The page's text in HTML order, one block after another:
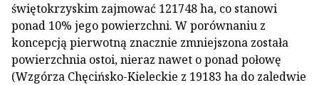
świętokrzyskim zajmować 121748 ha, co stanowi
ponad 10% jego powierzchni. W porównaniu z
koncepcją pierwotną znacznie zmniejszona została
powierzchnia ostoi, nieraz nawet o ponad połowę
(Wzgórza Chęcińsko-Kieleckie z 19183 ha do zaledwie